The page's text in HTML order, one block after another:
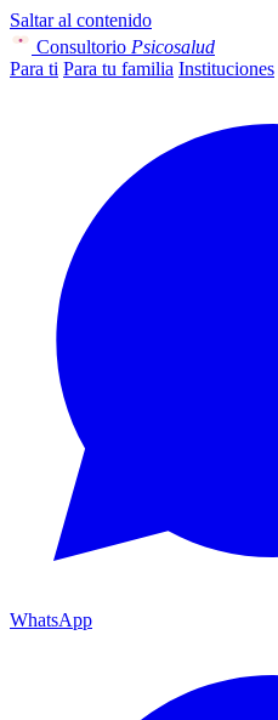
Saltar al contenido
Consultorio Psicosalud
Para ti Para tu familia Instituciones
WhatsApp